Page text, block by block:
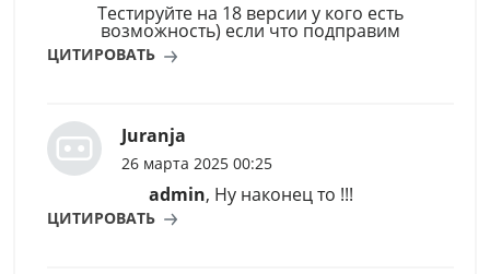
Тестируйте на 18 версии у кого есть
возможность) если что подправим
ЦИТИРОВАТЬ
Juranja
26 марта 2025 00:25
admin, Ну наконец то !!!
ЦИТИРОВАТЬ